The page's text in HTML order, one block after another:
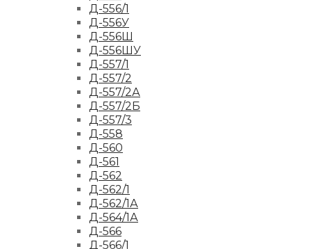
Д-556/1
Д-556У
Д-556Ш
Д-556ШУ
Д-557/1
Д-557/2
Д-557/2А
Д-557/2Б
Д-557/3
Д-558
Д-560
Д-561
Д-562
Д-562/1
Д-562/1А
Д-564/1А
Д-566
Д-566/1